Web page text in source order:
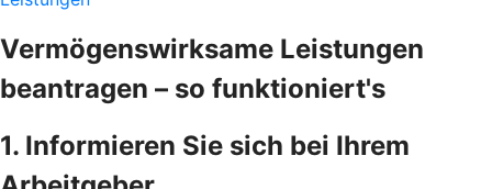
Vermögenswirksame Leistungen
beantragen – so funktioniert's
1. Informieren Sie sich bei Ihrem